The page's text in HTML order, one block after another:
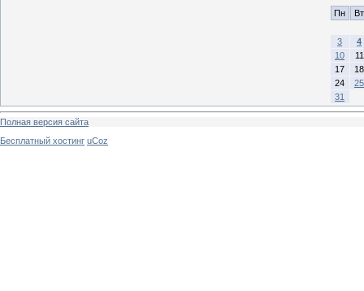
Пн Вт
3
4
10
11
17
18
24
25
31
Полная версия сайта
Бесплатный хостинг uCoz